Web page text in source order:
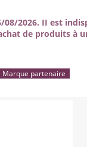
2026. II est
de produits à
Marque partenaire